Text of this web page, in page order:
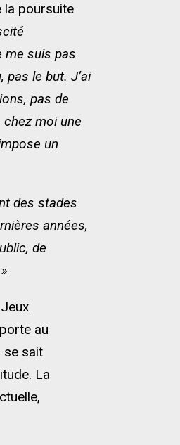
la poursuite
me suis pas
le but. J’ai
pas de
chez moi une
un
des stades
années,
de
au
se sait
La